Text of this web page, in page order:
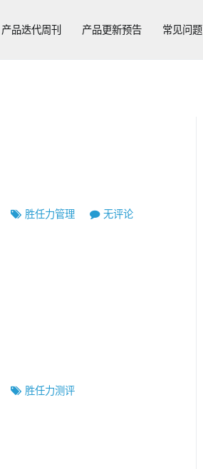
产品迭代周刊 产品更新预告 常见问题
胜任力管理
胜
无评论
胜任力测评